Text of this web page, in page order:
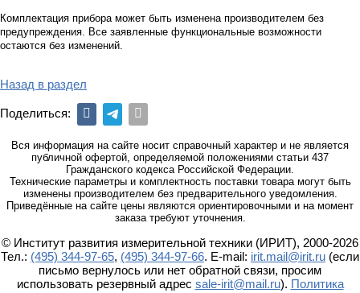
Комплектация прибора может быть изменена производителем без
предупреждения. Все заявленные функциональные возможности
остаются без изменений.
Назад в раздел
Поделиться:
Вся информация на сайте носит справочный характер и не является
публичной офертой, определяемой положениями статьи 437
Гражданского кодекса Российской Федерации.
Технические параметры и комплектность поставки товара могут быть
изменены производителем без предварительного уведомления.
Приведённые на сайте цены являются ориентировочными и на момент
заказа требуют уточнения.
© Институт развития измерительной техники (ИРИТ), 2000-2026
Тел.: (495) 344-97-65, (495) 344-97-66. E-mail: irit.mail@irit.ru (если
письмо вернулось или нет обратной связи, просим
использовать резервный адрес sale-irit@mail.ru). Политика